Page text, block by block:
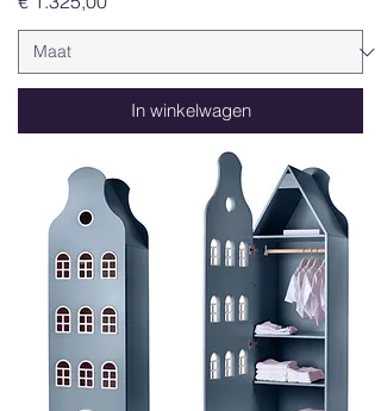
In winkelwagen